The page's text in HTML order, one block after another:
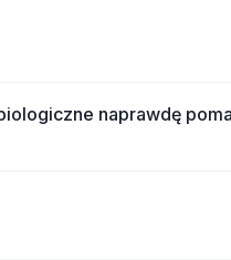
naprawdę